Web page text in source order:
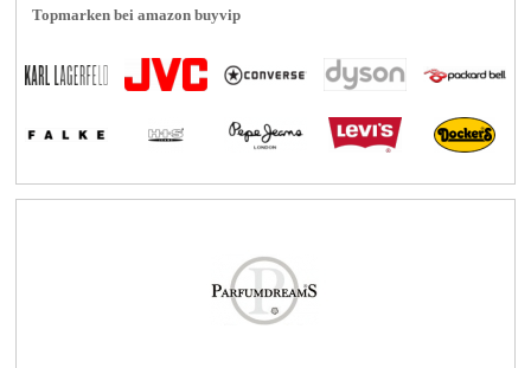
Topmarken bei amazon buyvip